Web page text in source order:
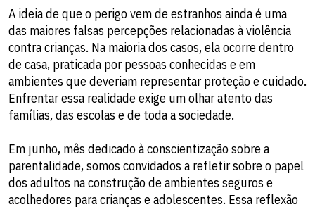
A ideia de que o perigo vem de estranhos ainda é uma
das maiores falsas percepções relacionadas à violência
contra crianças. Na maioria dos casos, ela ocorre dentro
de casa, praticada por pessoas conhecidas e em
ambientes que deveriam representar proteção e cuidado.
Enfrentar essa realidade exige um olhar atento das
famílias, das escolas e de toda a sociedade.
Em junho, mês dedicado à conscientização sobre a
parentalidade, somos convidados a refletir sobre o papel
dos adultos na construção de ambientes seguros e
acolhedores para crianças e adolescentes. Essa reflexão